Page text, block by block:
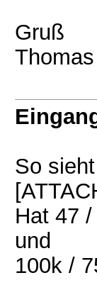
Gruß
Thomas
So
Hat 47
und
100k /